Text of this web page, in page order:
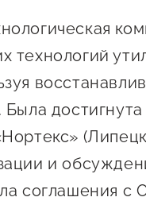
технологий
Была
и
соглашения